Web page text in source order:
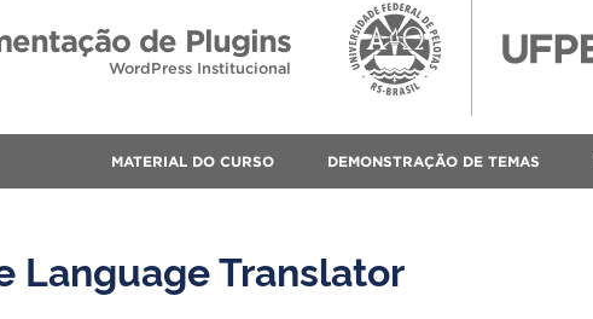
de Plugins
WordPress Institucional
MATERIAL DO CURSO DEMONSTRAÇÃO DE TEMAS
Language Translator